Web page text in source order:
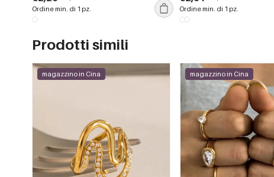
Ordine min. di 1 pz. Ordine min. di 1 pz.
Prodotti simili
magazzino in Cina magazzino in Cina